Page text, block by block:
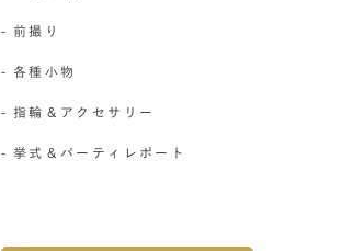
- 前撮り
- 各種小物
- 指輪＆アクセサリー
- 挙式＆パーティレポート